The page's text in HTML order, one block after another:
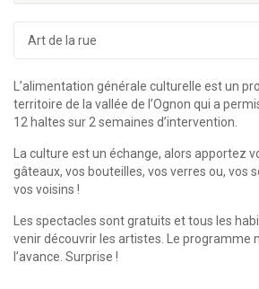
Art de la rue
L’alimentation générale culturelle est un
territoire de la vallée de l’Ognon qui a
12 haltes sur 2 semaines d’intervention.
La culture est un échange, alors apportez
gâteaux, vos bouteilles, vos verres ou, vos
vos voisins !
Les spectacles sont gratuits et tous les
venir découvrir les artistes. Le programme
l’avance. Surprise !